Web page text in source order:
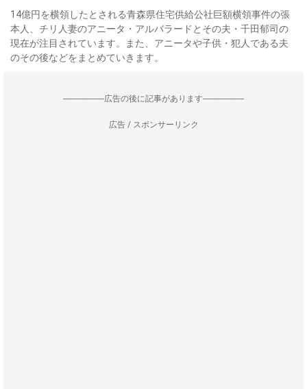
14億円を横領したとされる青森県住宅供給公社巨額横領事件の張
本人、チリ人妻のアニータ・アルバラードとその夫・千田郁司の
現在が注目されています。また、アニータや子供・犯人である夫
のその後などをまとめていきます。
--------------------広告の後に記事があります--------------------
広告 / スポンサーリンク